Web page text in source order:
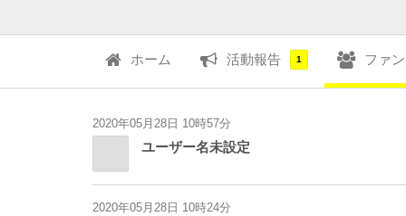
ホーム 活動報告 1 ファン
2020年05月28日 10時57分
ユーザー名未設定
2020年05月28日 10時24分